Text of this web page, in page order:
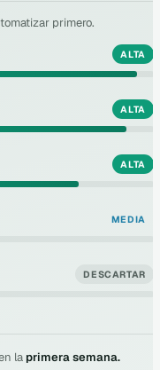
primero.
ALTA
ALTA
ALTA
MEDIA
DESCARTAR
la primera semana.